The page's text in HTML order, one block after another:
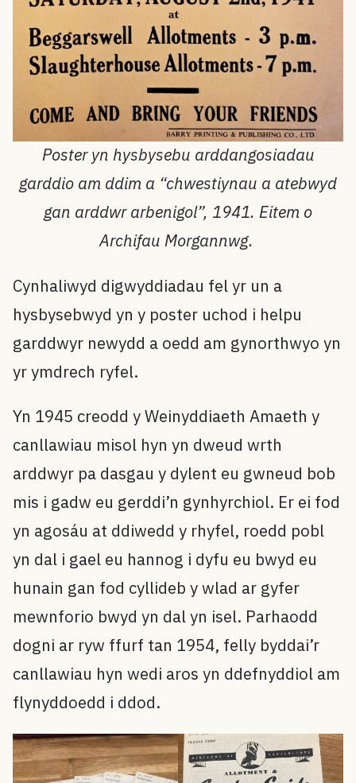
Poster yn hysbysebu arddangosiadau
garddio am ddim a “chwestiynau a atebwyd
gan arddwr arbenigol”, 1941. Eitem o
Archifau Morgannwg.
Cynhaliwyd digwyddiadau fel yr un a
hysbysebwyd yn y poster uchod i helpu
garddwyr newydd a oedd am gynorthwyo yn
yr ymdrech ryfel.
Yn 1945 creodd y Weinyddiaeth Amaeth y
canllawiau misol hyn yn dweud wrth
arddwyr pa dasgau y dylent eu gwneud bob
mis i gadw eu gerddi’n gynhyrchiol. Er ei fod
yn agosáu at ddiwedd y rhyfel, roedd pobl
yn dal i gael eu hannog i dyfu eu bwyd eu
hunain gan fod cyllideb y wlad ar gyfer
mewnforio bwyd yn dal yn isel. Parhaodd
dogni ar ryw ffurf tan 1954, felly byddai’r
canllawiau hyn wedi aros yn ddefnyddiol am
flynyddoedd i ddod.